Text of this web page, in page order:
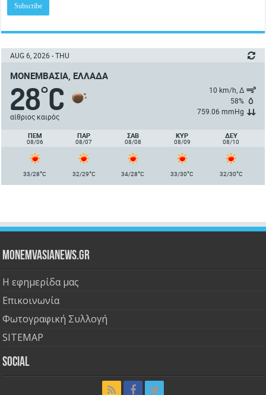
AUG 6, 2026 - THU
ΜΟΝΕΜΒΑΣΙΆ, ΕΛΛΆΔΑ
28°C
αίθριος καιρός
10 km/h, Δ
58%
759.06 mmHg
ΠΈΜ
08/06
ΠΑΡ
08/07
ΣΑΒ
08/08
ΚΥΡ
08/09
ΔΕΥ
08/10
33/28°C 32/29°C 34/28°C 33/30°C 32/30°C
Monemvasianews.gr
Η εφημερίδα μας
Επικοινωνία
Φωτογραφική Συλλογή
SITEMAP
Social